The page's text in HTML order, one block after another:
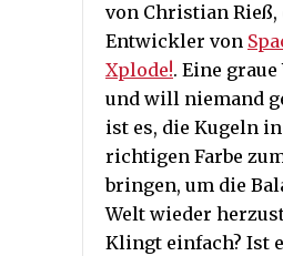
von Christian Rieß,
Entwickler von
Xplode!. Eine
und will niemand
ist es, die Kugeln
richtigen Farbe
bringen, um die
Welt wieder
Klingt einfach? Ist